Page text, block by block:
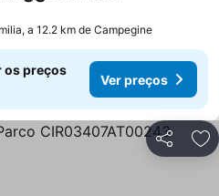
a 12.2 km de Campegine
os preços
Ver preços
Partilhar